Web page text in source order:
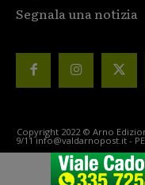
Segnala una notizia
Copyright 2022 © Arno
9/11 info@valdarnopost.it -